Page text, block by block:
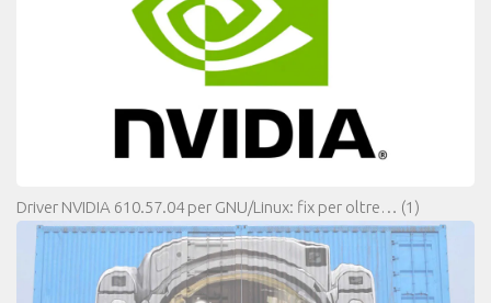
Driver NVIDIA 610.57.04 per GNU/Linux: fix per oltre… (1)